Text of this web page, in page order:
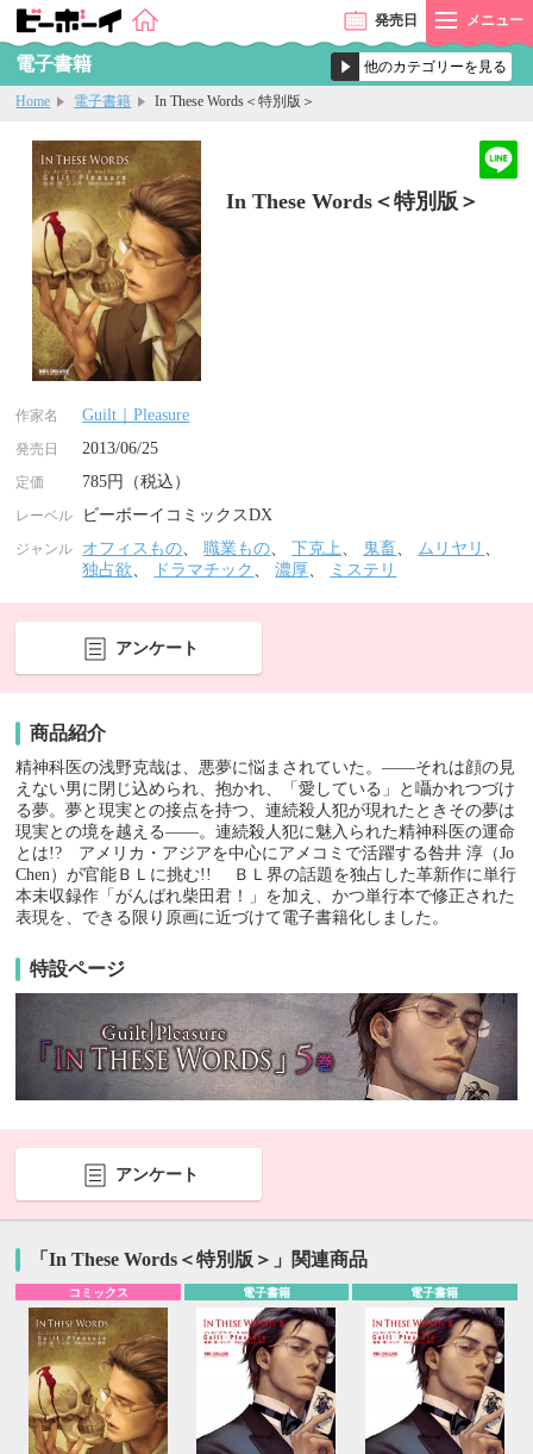
発売日 メニュー
電子書籍
Home 電子書籍 In These Words＜特別版＞
In These Words＜特別版＞
作家名 Guilt｜Pleasure
発売日 2013/06/25
定価 785円（税込）
レーベル ビーボーイコミックスDX
ジャンル オフィスもの、職業もの、下克上、 鬼畜、 ムリヤリ 、
独占欲、 ドラマチック 、濃厚、 ミステリ
アンケート
商品紹介
精神科医の浅野克哉は、悪夢に悩まされていた。――それは顔の見
えない男に閉じ込められ、抱かれ、「愛している」と囁かれつづけ
る夢。夢と現実との接点を持つ、連続殺人犯が現れたときその夢は
現実との境を越える――。連続殺人犯に魅入られた精神科医の運命
とは!? アメリカ・アジアを中心にアメコミで活躍する咎井 淳（Jo
Chen）が官能ＢＬに挑む!! ＢＬ界の話題を独占した革新作に単行
本未収録作「がんばれ柴田君！」を加え、かつ単行本で修正された
表現を、できる限り原画に近づけて電子書籍化しました。
特設ページ
アンケート
「In These Words＜特別版＞」関連商品
コミックス 電子書籍 電子書籍